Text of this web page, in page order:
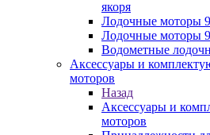
якоря
Лодочные моторы
Лодочные моторы
Водометные
Аксессуары и
моторов
Назад
Аксессуары и
моторов